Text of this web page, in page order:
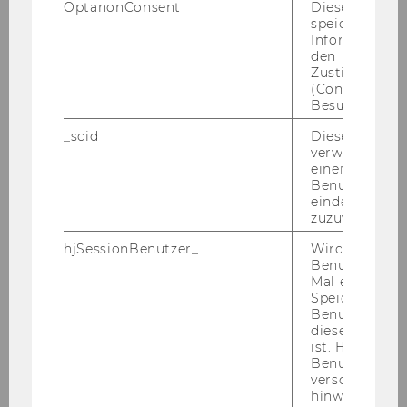
Resilienz Trai­ning - Modul: "Werte als
Kom­pass: das ei­ge­ne Po­ten­zi­al er­ken­
nen und wer­te­be­wusst ein­set­zen" (16.
Juli 2025)
"Pro­Eu­r­opeanVa­lue­sAT Online-​
OptanonConsent
Dieses Cookie
speichert
den
(Consent)
Besuchers.
_scid
Dieses
verwendet,
einem/einer
Benutzer*in
eindeutige ID
zuzuweisen
hjSessionBenutzer_
Wird gesetzt,
Benutzer
Mal eine
Speichert die
Benutzer-ID,
diese Seite
ist. Hotjar
Benutzer
verschiedene
hinweg.Stellt